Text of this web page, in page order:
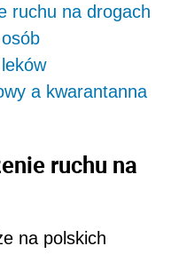
ruchu na drogach
a kwarantanna
ruchu na
na polskich